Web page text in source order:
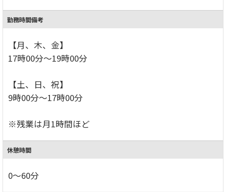
勤務時間備考
【月、木、金】
17時00分～19時00分
【土、日、祝】
9時00分～17時00分
※残業は月1時間ほど
休憩時間
0～60分